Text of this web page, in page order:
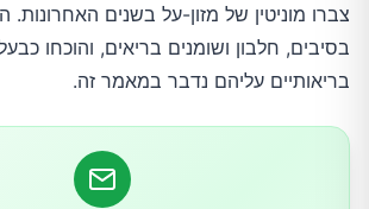
בריאות הלב
צברו מוניטין של מזון-על בשנים האחרונות.
בסיבים, חלבון ושומנים בריאים, והוכחו
בריאותיים עליהם נדבר במאמר זה.